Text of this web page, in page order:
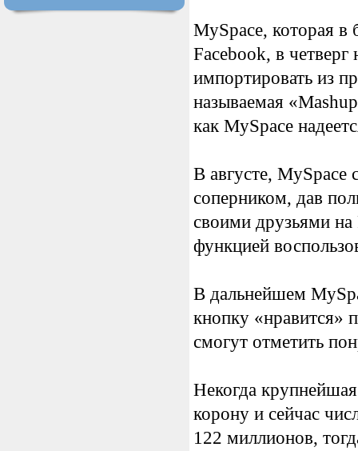
MySpace, которая в
Facebook, в
импортировать из
называемая
как MySpace
В августе,
соперником, дав
своими друзьями
функцией
В дальнейшем
кнопку «нравится»
смогут отметить
Некогда
корону и сейчас
122 миллионов,